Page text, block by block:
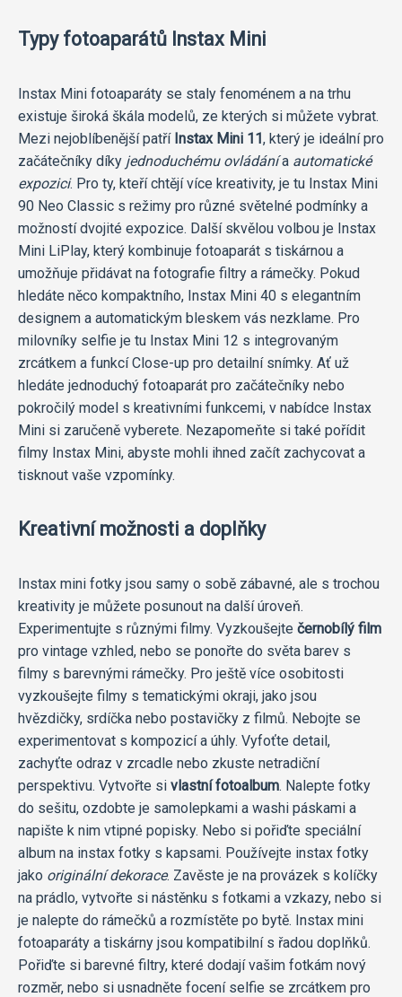
Typy fotoaparátů Instax Mini
Instax Mini fotoaparáty se staly fenoménem a na trhu
existuje široká škála modelů, ze kterých si můžete vybrat.
Mezi nejoblíbenější patří Instax Mini 11, který je ideální pro
začátečníky díky jednoduchému ovládánía automatické
expozici. Pro ty, kteří chtějí více kreativity, je tu Instax Mini
90 Neo Classic s režimy pro různé světelné podmínky a
možností dvojité expozice. Další skvělou volbou je Instax
Mini LiPlay, který kombinuje fotoaparát s tiskárnou a
umožňuje přidávat na fotografie filtry a rámečky. Pokud
hledáte něco kompaktního, Instax Mini 40 s elegantním
designem a automatickým bleskem vás nezklame. Pro
milovníky selfie je tu Instax Mini 12 s integrovaným
zrcátkem a funkcí Close-up pro detailní snímky. Ať už
hledáte jednoduchý fotoaparát pro začátečníky nebo
pokročilý model s kreativními funkcemi, v nabídce Instax
Mini si zaručeně vyberete. Nezapomeňte si také pořídit
filmy Instax Mini, abyste mohli ihned začít zachycovat a
tisknout vaše vzpomínky.
Kreativní možnosti a doplňky
Instax mini fotky jsou samy o sobě zábavné, ale s trochou
kreativity je můžete posunout na další úroveň.
Experimentujte s různými filmy. Vyzkoušejte černobílý film
pro vintage vzhled, nebo se ponořte do světa barev s
filmy s barevnými rámečky. Pro ještě více osobitosti
vyzkoušejte filmy s tematickými okraji, jako jsou
hvězdičky, srdíčka nebo postavičky z filmů. Nebojte se
experimentovat s kompozicí a úhly. Vyfoťte detail,
zachyťte odraz v zrcadle nebo zkuste netradiční
perspektivu. Vytvořte si vlastní fotoalbum. Nalepte fotky
do sešitu, ozdobte je samolepkami a washi páskami a
napište k nim vtipné popisky. Nebo si pořiďte speciální
album na instax fotky s kapsami. Používejte instax fotky
jako originální dekorace. Zavěste je na provázek s kolíčky
na prádlo, vytvořte si nástěnku s fotkami a vzkazy, nebo si
je nalepte do rámečků a rozmístěte po bytě. Instax mini
fotoaparáty a tiskárny jsou kompatibilní s řadou doplňků.
Pořiďte si barevné filtry, které dodají vašim fotkám nový
rozměr, nebo si usnadněte focení selfie se zrcátkem pro